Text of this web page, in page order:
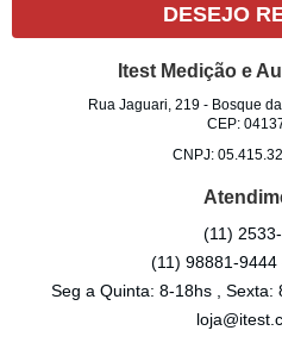
DESEJO
Itest Medição e
Rua Jaguari, 219 - Bosque
CEP:
CNPJ:
(11)
(11) 98881-9444
Seg a Quinta: 8-18hs , Sexta: